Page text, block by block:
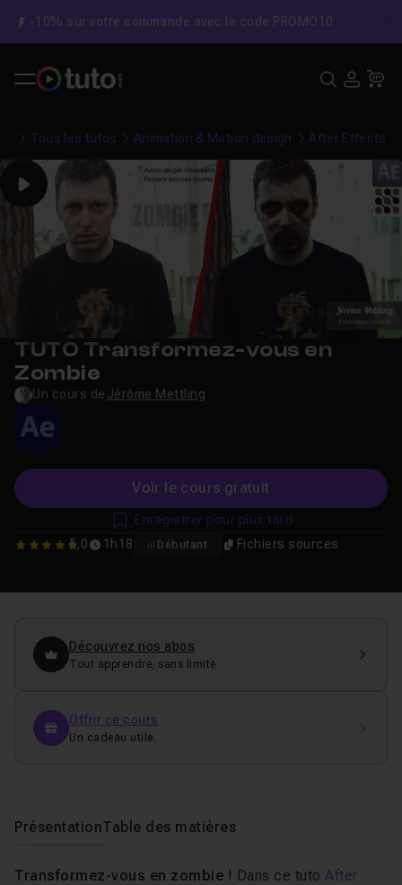
-10% sur votre commande avec le code PROMO10
Tous les tutos Animation & Motion design After Effects
Play
TUTO Transformez-vous en
Zombie
Un cours de Jérôme Mettling
Voir le cours gratuit
5 5,0 1h18 Débutant Fichiers sources
Enregistrer pour plus tard
Découvrez nos abos
Tout apprendre, sans limite
Offrir ce cours
Un cadeau utile.
PrésentationTable des matières
Transformez-vous en zombie ! Dans ce tuto After